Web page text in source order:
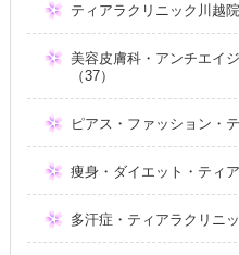
ティアラクリニック川越院
美容皮膚科・アンチエイ
（37）
ピアス・ファッション・
痩身・ダイエット・ティ
多汗症・ティアラクリニ